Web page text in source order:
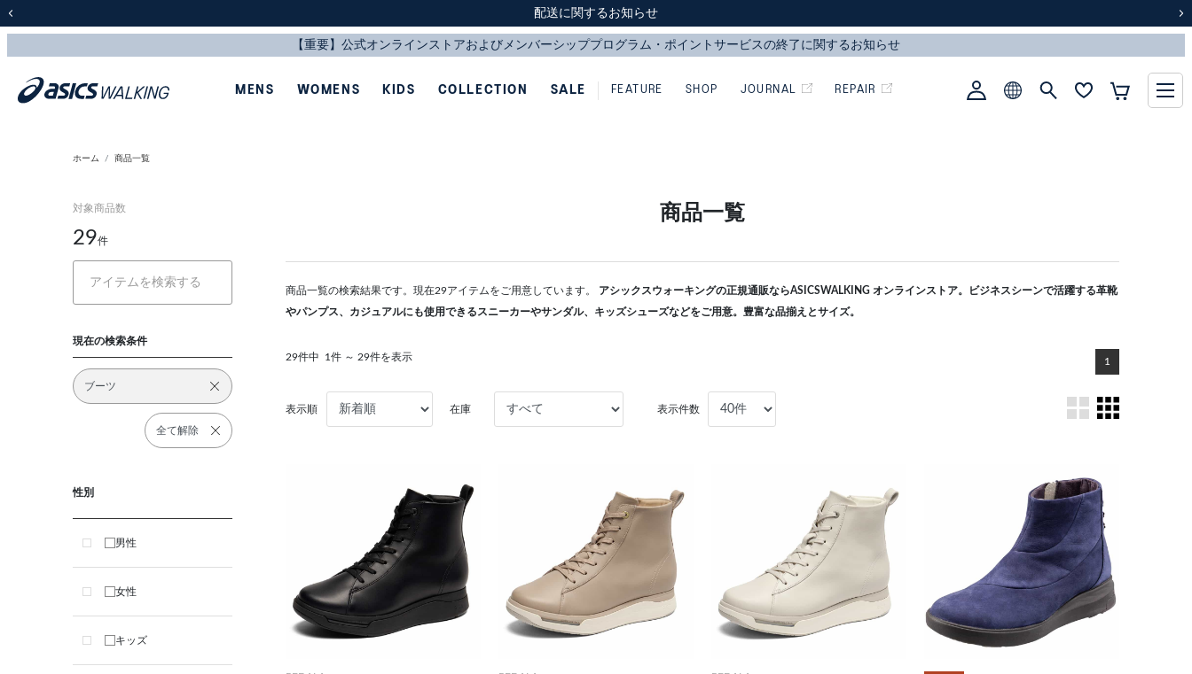
スクスク（SUKU2）価格改定のお知らせ
配送に関するお知らせ
スクスク（SUKU2）価格改定のお知らせ
配送に関するお知らせ
MENS WOMENS KIDS COLLECTION SALE FEATURE SHOP JOURNAL REPAIR
ホーム 商品一覧
対象商品数
29件
現在の検索条件
ブーツ
全て解除
性別
男性
女性
キッズ
商品一覧
商品一覧の検索結果です。現在29アイテムをご用意しています。 アシックスウォーキングの正規通販ならASICSWALKING オンラインストア。ビジネスシーンで活躍する革靴
やパンプス、カジュアルにも使用できるスニーカーやサンダル、キッズシューズなどをご用意。豊富な品揃えとサイズ。
29件中 1件 ～ 29件を表示 1
表示順 在庫 表示件数